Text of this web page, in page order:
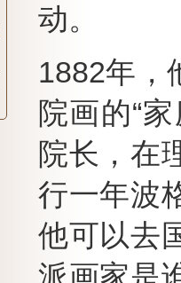
动。
1882年，
院画的“
院长，在
行一年波
他可以去
派画家是